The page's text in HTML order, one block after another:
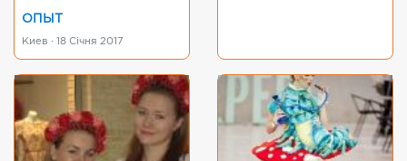
ОПЫТ
Киев · 18 Січня 2017